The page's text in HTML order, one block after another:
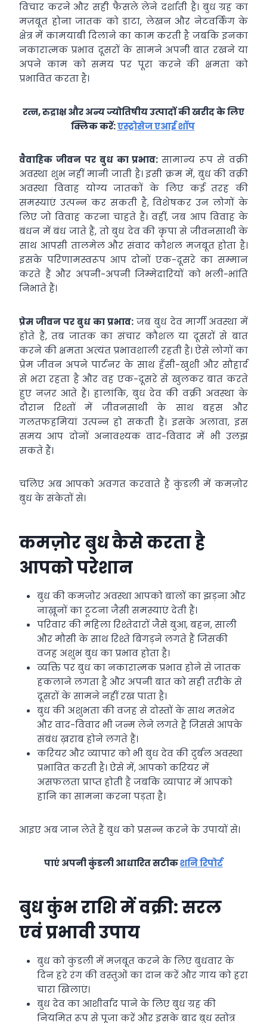
विचार करने और सही फैसले लेने दर्शाती है। बुध ग्रह का
मज़बूत होना जातक को डाटा, लेखन और नेटवर्किंग के
क्षेत्र में कामयाबी दिलाने का काम करती है जबकि इनका
नकारात्मक प्रभाव दूसरों के सामने अपनी बात रखने या
अपने काम को समय पर पूरा करने की क्षमता को
प्रभावित करता है।
रत्न, रुद्राक्ष और अन्य ज्योतिषीय उत्पादों की खरीद के लिए
क्लिक करें:एस्ट्रोसेज एआई शॉप
वैवाहिक जीवन पर बुध का प्रभाव:सामान्य रूप से वक्री
अवस्था शुभ नहीं मानी जाती है। इसी क्रम में, बुध की वक्री
अवस्था विवाह योग्य जातकों के लिए कई तरह की
समस्याएं उत्पन्न कर सकती है, विशेषकर उन लोगों के
लिए जो विवाह करना चाहते हैं। वहीं, जब आप विवाह के
बंधन में बंध जाते हैं, तो बुध देव की कृपा से जीवनसाथी के
साथ आपसी तालमेल और संवाद कौशल मजबूत होता है।
इसके परिणामस्वरूप आप दोनों एक-दूसरे का सम्मान
करते हैं और अपनी-अपनी जिम्मेदारियों को भली-भांति
निभाते हैं।
प्रेम जीवन पर बुध का प्रभाव: जब बुध देव मार्गी अवस्था में
होते हैं, तब जातक का संचार कौशल या दूसरों से बात
करने की क्षमता अत्यंत प्रभावशाली रहती है। ऐसे लोगों का
प्रेम जीवन अपने पार्टनर के साथ हँसी-खुशी और सौहार्द
से भरा रहता है और वह एक-दूसरे से खुलकर बात करते
हुए नज़र आते हैं। हालांकि, बुध देव की वक्री अवस्था के
दौरान रिश्तों में जीवनसाथी के साथ बहस और
गलतफहमियां उत्पन्न हो सकती हैं। इसके अलावा, इस
समय आप दोनों अनावश्यक वाद-विवाद में भी उलझ
सकते हैं।
चलिए अब आपको अवगत करवाते हैं कुंडली में कमज़ोर
बुध के संकेतों से।
कमज़ोर बुध कैसे करता है
आपको परेशान
बुध की कमज़ोर अवस्था आपको बालों का झड़ना और
नाख़ूनों का टूटना जैसी समस्याएं देती हैं।
परिवार की महिला रिश्तेदारों जैसे बुआ, बहन, साली
और मौसी के साथ रिश्ते बिगड़ने लगते हैं जिसकी
वजह अशुभ बुध का प्रभाव होता है।
व्यक्ति पर बुध का नकारात्मक प्रभाव होने से जातक
हकलाने लगता है और अपनी बात को सही तरीके से
दूसरों के सामने नहीं रख पाता है।
बुध की अशुभता की वजह से दोस्तों के साथ मतभेद
और वाद-विवाद भी जन्म लेने लगते हैं जिससे आपके
संबंध ख़राब होने लगते हैं।
करियर और व्यापार को भी बुध देव की दुर्बल अवस्था
प्रभावित करती है। ऐसे में, आपको करियर में
असफलता प्राप्त होती है जबकि व्यापार में आपको
हानि का सामना करना पड़ता है।
आइए अब जान लेते हैं बुध को प्रसन्न करने के उपायों से।
पाएं अपनी कुंडली आधारित सटीकशनि रिपोर्ट
बुध कुंभ राशि में वक्री: सरल
एवं प्रभावी उपाय
बुध को कुंडली में मज़बूत करने के लिए बुधवार के
दिन हरे रंग की वस्तुओं का दान करें और गाय को हरा
चारा खिलाएं।
बुध देव का आशीर्वाद पाने के लिए बुध ग्रह की
नियमित रूप से पूजा करें और इसके बाद बुध स्तोत्र